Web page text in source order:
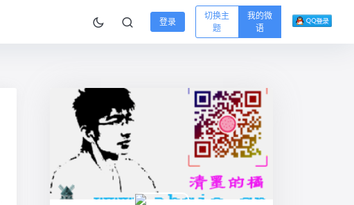
登录
切换主
题
我的微
语